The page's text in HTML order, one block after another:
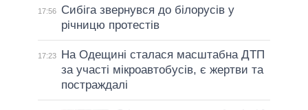
17:56
Сибіга звернувся до білорусів у
річницю протестів
17:23
На Одещині сталася масштабна ДТП
за участі мікроавтобусів, є жертви та
постраждалі